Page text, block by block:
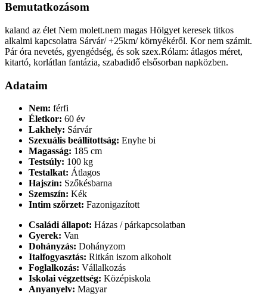
Bemutatkozásom
kaland az élet Nem molett.nem magas Hölgyet keresek titkos
alkalmi kapcsolatra Sárvár/ +25km/ környékéről. Kor nem számit.
Pár óra nevetés, gyengédség, és sok szex.Rólam: átlagos méret,
kitartó, korlátlan fantázia, szabadidő elsősorban napközben.
Adataim
Nem: férfi
Életkor: 60 év
Lakhely: Sárvár
Szexuális beállítottság: Enyhe bi
Magasság: 185 cm
Testsúly: 100 kg
Testalkat: Átlagos
Hajszín: Szőkésbarna
Szemszín: Kék
Intim szőrzet: Fazonigazított
Családi állapot: Házas / párkapcsolatban
Gyerek: Van
Dohányzás: Dohányzom
Italfogyasztás: Ritkán iszom alkoholt
Foglalkozás: Vállalkozás
Iskolai végzettség: Középiskola
Anyanyelv: Magyar